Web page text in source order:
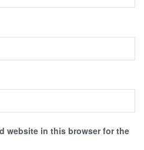
website in this browser for the